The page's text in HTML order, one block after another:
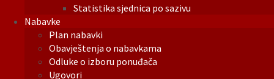
Statistika sjednica po sazivu
Nabavke
Plan nabavki
Obavještenja o nabavkama
Odluke o izboru ponuđača
Ugovori